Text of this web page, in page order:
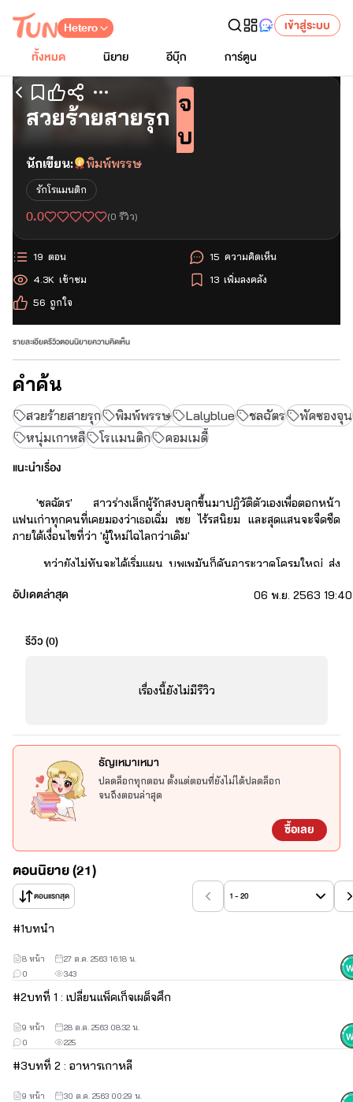
Hetero
เข้าสู่ระบบ
ทั้งหมด
นิยาย อีบุ๊ก การ์ตูน
เริ่มอ่านตอนแรก
สวยร้ายสายรุก
จ
บ
นักเขียน: พิมพ์พรรษ
รักโรแมนติก
0.0 (0 รีวิว)
ตอน
19
เข้าชม
4.3K
ถูกใจ
56
ความคิดเห็น
15
เพิ่มลงคลัง
13
รายละเอียดรีวิวตอนนิยายความคิดเห็น
คำค้น
สวยร้ายสายรุก พิมพ์พรรษ Lalyblue ชลฉัตร
พัคซองจุน
หนุ่มเกาหลี
โรแมนติก คอมเมดี้
แนะนำเรื่อง
'ชลฉัตร' สาวร่างเล็กผู้รักสงบลุกขึ้นมาปฏิวัติตัวเองเพื่อตอกหน้า
แฟนเก่าทุกคนที่เคยมองว่าเธอเฉิ่ม เชย ไร้รสนิยม และสุดแสนจะจืดชืด
ภายใต้เงื่อนไขที่ว่า 'ผู้ใหม่ไฉไลกว่าเดิม'
...ทว่ายังไม่ทันจะได้เริ่มแผน บุพเพมันก็ดันอาระวาดโครมใหญ่ ส่ง
นางแบบชื่อดังของเกาหลี มาให้เธอแทะโลมถึงที่ แต่งานนี้มันไม่ได้ง่าย
"ถึงคราวโบกมือลาความสงบ เพื่อ 'รุก' คืบจีบชายในฝันให้ได้
ทายาทเจ้าของ SL Entertainment หล่อ รวย สุภาพ ใจดี
มารยาทงาม เป็นชายในฝันของสาวๆ
แต่ค่อนข้างถือตัวกับคนไม่สนิท และไม่ชอบเป็นฝ่ายถูกจีบ
ชลฉัตร : ฉัตร
อดีตสาวแว่นสุดเฉิ่ม แต่งตัวเหมือนอาจารย์ฝ่ายปกครอง
มีความสามารถด้านภาษาเกาหลี เป็นครูสอนพิเศษ
และล่ามเฉพาะกิจ ใจเย็นกับทุกเรื่อง ยกเว้นเรื่องของ 'เขา'
💜💜💜💜💜
ไรท์แอบกระโดดมาเปิดเรื่องใหม่อีกแล้ววว~
เนื้อเรื่องไม่ได้มีความเกี่ยวข้องใดๆ กับบุคคลในภาพ
💙💙💙
อัปเดตล่าสุด 06 พ.ย. 2563
รีวิว (0)
เรื่องนี้ยังไม่มีรีวิว
ธัญเหมาเหมา
ปลดล็อกทุกตอน ตั้งแต่ตอนที่ยังไม่ได้ปลดล็อก
จนถึงตอนล่าสุด
ซื้อเลย
ตอนนิยาย (21)
ตอนแรกสุด 1 - 20
#1บทนำ
343
0
8 หน้า 27 ต.ค. 2563 16:18 น.
#2บทที่ 1 : เปลี่ยนแพ็คเก็จเผด็จศึก
225
0
9 หน้า 28 ต.ค. 2563 08:32 น.
#3บทที่ 2 : อาหารเกาหลี
9 หน้า 30 ต.ค. 2563 00:29 น.